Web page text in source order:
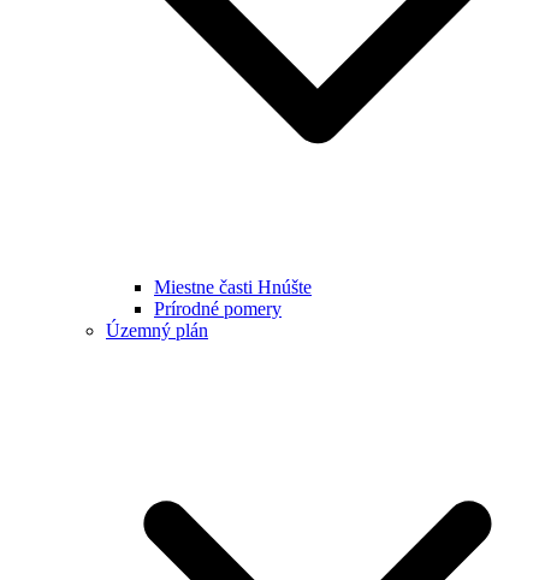
Miestne časti Hnúšte
Prírodné pomery
Územný plán